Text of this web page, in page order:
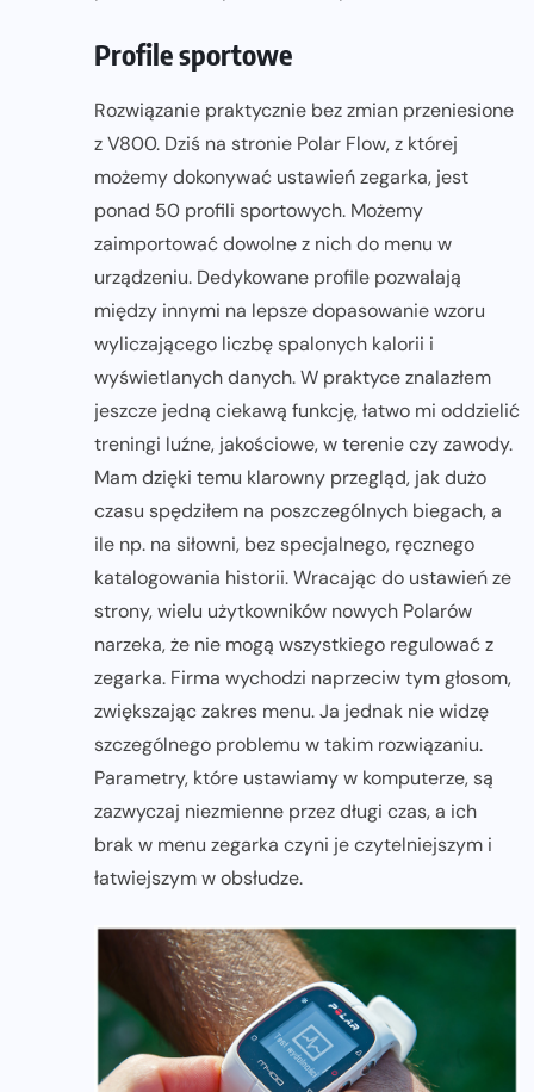
Profile sportowe
Rozwiązanie praktycznie bez zmian przeniesione
z V800. Dziś na stronie Polar Flow, z której
możemy dokonywać ustawień zegarka, jest
ponad 50 profili sportowych. Możemy
zaimportować dowolne z nich do menu w
urządzeniu. Dedykowane profile pozwalają
między innymi na lepsze dopasowanie wzoru
wyliczającego liczbę spalonych kalorii i
wyświetlanych danych. W praktyce znalazłem
jeszcze jedną ciekawą funkcję, łatwo mi oddzielić
treningi luźne, jakościowe, w terenie czy zawody.
Mam dzięki temu klarowny przegląd, jak dużo
czasu spędziłem na poszczególnych biegach, a
ile np. na siłowni, bez specjalnego, ręcznego
katalogowania historii. Wracając do ustawień ze
strony, wielu użytkowników nowych Polarów
narzeka, że nie mogą wszystkiego regulować z
zegarka. Firma wychodzi naprzeciw tym głosom,
zwiększając zakres menu. Ja jednak nie widzę
szczególnego problemu w takim rozwiązaniu.
Parametry, które ustawiamy w komputerze, są
zazwyczaj niezmienne przez długi czas, a ich
brak w menu zegarka czyni je czytelniejszym i
łatwiejszym w obsłudze.